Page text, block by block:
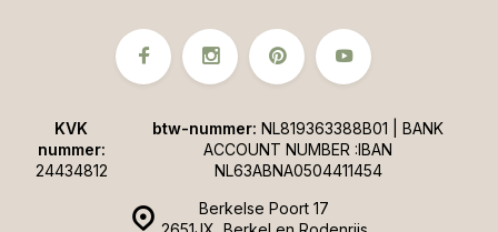
Berkelse Poort 17
KVK
nummer:
24434812
btw-nummer: NL819363388B01 | BANK
ACCOUNT NUMBER :IBAN
NL63ABNA0504411454